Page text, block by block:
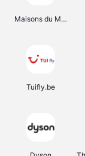
Maisons du Monde
Tuifly.be